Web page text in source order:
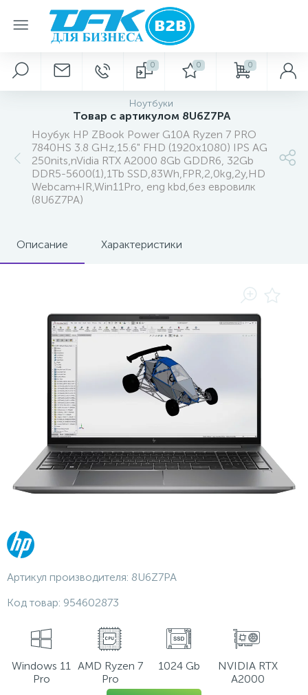
0 0 0
Ноутбуки
Товар с артикулом 8U6Z7PA
Ноубук HP ZBook Power G10A Ryzen 7 PRO
7840HS 3.8 GHz,15.6" FHD (1920x1080) IPS AG
250nits,nVidia RTX A2000 8Gb GDDR6, 32Gb
DDR5-5600(1),1Tb SSD,83Wh,FPR,2,0kg,2y,HD
Webcam+IR,Win11Pro, eng kbd,без евровилк
(8U6Z7PA)
Описание Характеристики
Артикул производителя: 8U6Z7PA
Код товар: 954602873
Windows 11
Pro
AMD Ryzen 7
Pro
1024 Gb
NVIDIA RTX
A2000